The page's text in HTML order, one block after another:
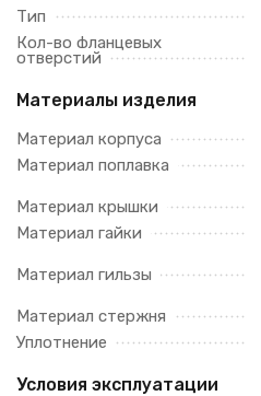
Тип
Кол-во фланцевых
отверстий
Материалы изделия
Материал корпуса
Материал поплавка
Материал крышки
Материал гайки
Материал гильзы
Материал стержня
Уплотнение
Условия эксплуатации